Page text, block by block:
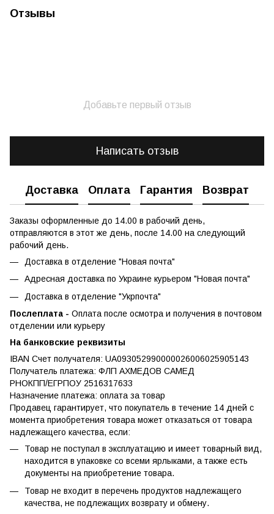
Отзывы
Добавьте первый отзыв
Написать отзыв
Доставка Оплата Гарантия Возврат
Заказы оформленные до 14.00 в рабочий день,
отправляются в этот же день, после 14.00 на следующий
рабочий день.
Доставка в отделение "Новая почта"
Адресная доставка по Украине курьером "Новая почта"
Доставка в отделение "Укрпочта"
Послеплата - Оплата после осмотра и получения в почтовом
отделении или курьеру
На банковские реквизиты
IBAN Счет получателя: UA093052990000026006025905143
Получатель платежа: ФЛП АХМЕДОВ САМЕД
РНОКПП/ЕГРПОУ 2516317633
Назначение платежа: оплата за товар
Продавец гарантирует, что покупатель в течение 14 дней с
момента приобретения товара может отказаться от товара
надлежащего качества, если:
Товар не поступал в эксплуатацию и имеет товарный вид,
находится в упаковке со всеми ярлыками, а также есть
документы на приобретение товара.
Товар не входит в перечень продуктов надлежащего
качества, не подлежащих возврату и обмену.